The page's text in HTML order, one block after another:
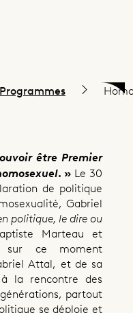
Programmes
être Premier
. » Le 30
de politique
Gabriel
politique, le dire ou
Marteau et
sur ce moment
Attal, et de sa
la rencontre des
partout
se déploie et